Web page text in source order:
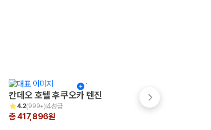
칸데오 호텔 후쿠오카 텐진
4.2(999+)4성급
총 417,896원
쓰시마 그랜드 호텔
4.0